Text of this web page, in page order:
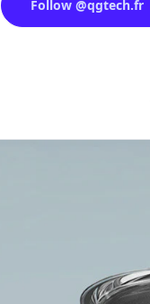
Follow @qgtech.fr